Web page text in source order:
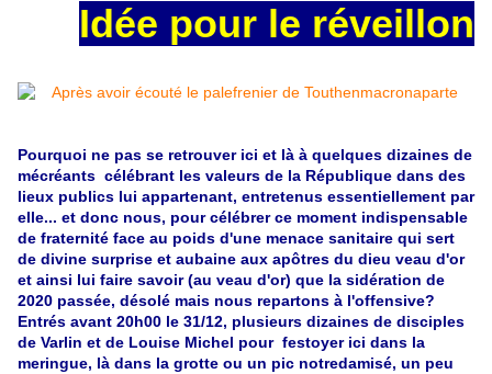
Idée pour le réveillon
Pourquoi ne pas se retrouver ici et là à quelques dizaines de
mécréants célébrant les valeurs de la République dans des
lieux publics lui appartenant, entretenus essentiellement par
elle... et donc nous, pour célébrer ce moment indispensable
de fraternité face au poids d'une menace sanitaire qui sert
de divine surprise et aubaine aux apôtres du dieu veau d'or
et ainsi lui faire savoir (au veau d'or) que la sidération de
2020 passée, désolé mais nous repartons à l'offensive?
Entrés avant 20h00 le 31/12, plusieurs dizaines de disciples
de Varlin et de Louise Michel pour festoyer ici dans la
meringue, là dans la grotte ou un pic notredamisé, un peu